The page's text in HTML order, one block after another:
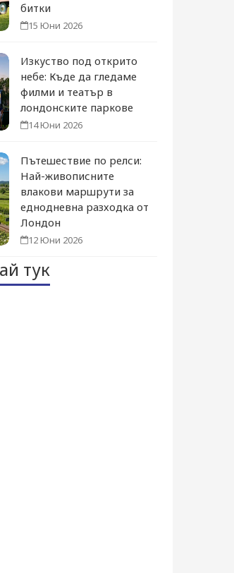
битки
15 Юни 2026
Изкуство под открито
небе: Къде да гледаме
филми и театър в
лондонските паркове
14 Юни 2026
Пътешествие по релси:
Най-живописните
влакови маршрути за
еднодневна разходка от
Лондон
12 Юни 2026
тук